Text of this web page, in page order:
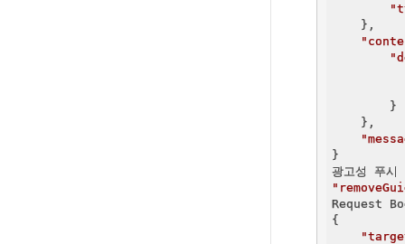
    },
        }
    },
}
광고성 푸
Request
{